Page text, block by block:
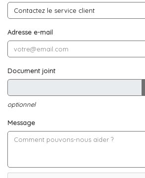
Adresse e-mail
Document joint
optionnel
Message